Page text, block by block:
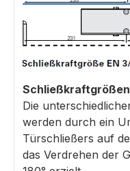
Die
werden durch ein
Türschließers auf
das Verdrehen der